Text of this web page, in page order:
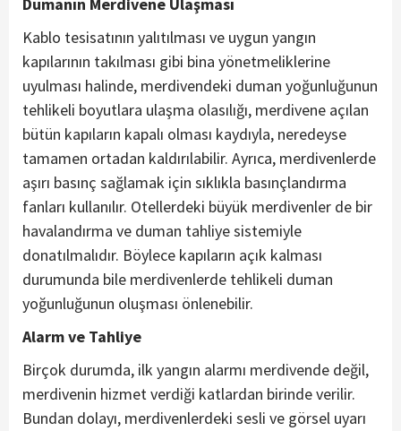
Dumanın Merdivene Ulaşması
Kablo tesisatının yalıtılması ve uygun yangın
kapılarının takılması gibi bina yönetmeliklerine
uyulması halinde, merdivendeki duman yoğunluğunun
tehlikeli boyutlara ulaşma olasılığı, merdivene açılan
bütün kapıların kapalı olması kaydıyla, neredeyse
tamamen ortadan kaldırılabilir. Ayrıca, merdivenlerde
aşırı basınç sağlamak için sıklıkla basınçlandırma
fanları kullanılır. Otellerdeki büyük merdivenler de bir
havalandırma ve duman tahliye sistemiyle
donatılmalıdır. Böylece kapıların açık kalması
durumunda bile merdivenlerde tehlikeli duman
yoğunluğunun oluşması önlenebilir.
Alarm ve Tahliye
Birçok durumda, ilk yangın alarmı merdivende değil,
merdivenin hizmet verdiği katlardan birinde verilir.
Bundan dolayı, merdivenlerdeki sesli ve görsel uyarı